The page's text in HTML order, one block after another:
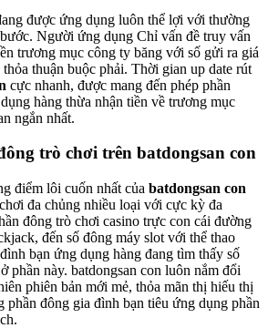
được ứng dụng luôn thể lợi với thường
Người ứng dụng Chỉ vấn đề truy vấn
trương mục công ty băng với số gửi ra giá
thuận buộc phải. Thời gian up date rút
cực nhanh, được mang đến phép phần
hàng thừa nhận tiền về trương mục
ngắn nhất.
trò chơi trên batdongsan con
điểm lôi cuốn nhất của batdongsan con
đa chủng nhiều loại với cực kỳ đa
đông trò chơi casino trực con cái đường
đến số đông máy slot với thể thao
bạn ứng dụng hàng đang tìm thấy số
phần này. batdongsan con luôn nắm đổi
phiên bản mới mẻ, thỏa mãn thị hiếu thị
phần đông gia đình bạn tiêu ứng dụng phần